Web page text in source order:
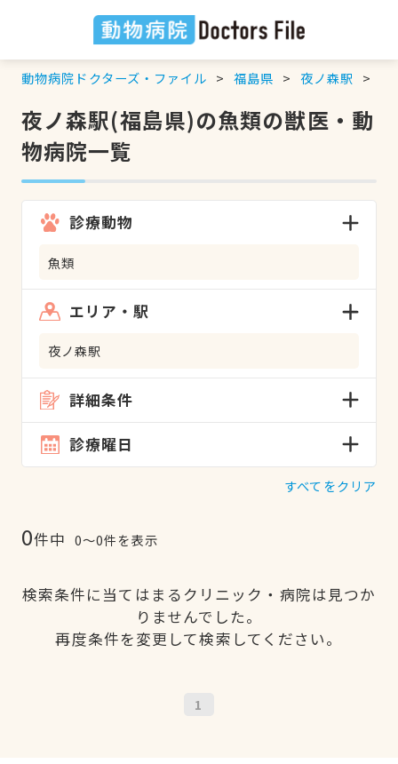
動物病院ドクターズ・ファイル 福島県 夜ノ森駅
夜ノ森駅(福島県)の魚類の獣医・動
物病院一覧
診療動物
魚類
エリア・駅
夜ノ森駅
詳細条件
診療曜日
すべてをクリア
0件中 0〜0件を表示
検索条件に当てはまるクリニック・病院は見つか
りませんでした。
再度条件を変更して検索してください。
1